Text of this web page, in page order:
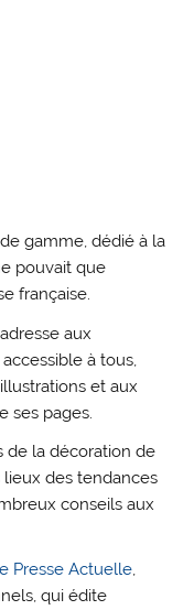
gamme, dédié à la
pouvait que
française.
aux
à tous,
et aux
ses pages.
de la décoration de
des tendances
conseils aux
Presse Actuelle,
qui édite